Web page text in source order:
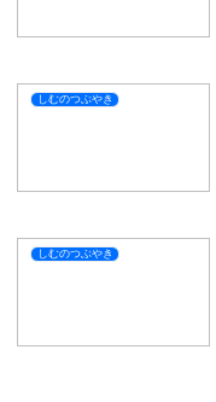
しむのつぶやき
しむのつぶやき